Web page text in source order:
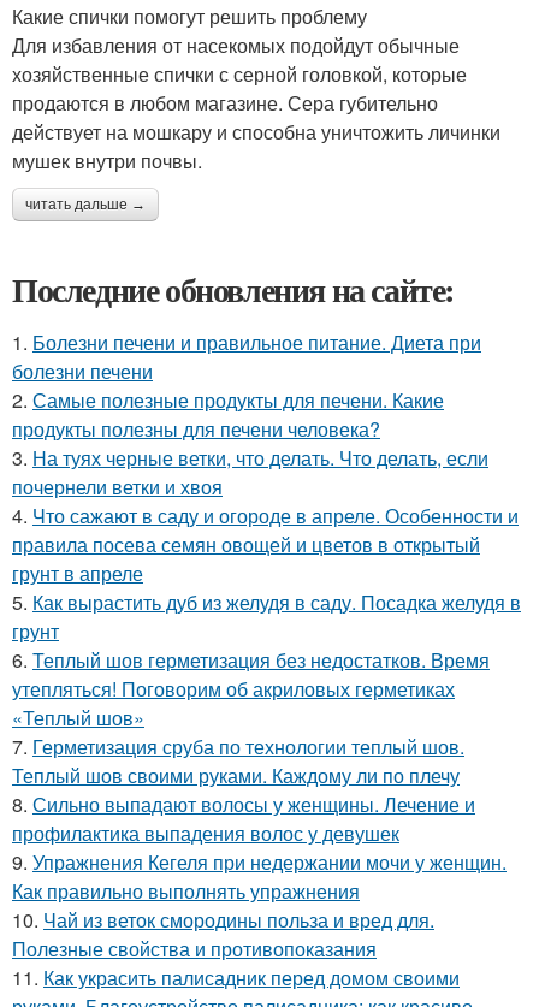
Какие спички помогут решить проблему
Для избавления от насекомых подойдут обычные
хозяйственные спички с серной головкой, которые
продаются в любом магазине. Сера губительно
действует на мошкару и способна уничтожить личинки
мушек внутри почвы.
читать дальше →
Последние обновления на сайте:
1. Болезни печени и правильное питание. Диета при
болезни печени
2. Самые полезные продукты для печени. Какие
продукты полезны для печени человека?
3. На туях черные ветки, что делать. Что делать, если
почернели ветки и хвоя
4. Что сажают в саду и огороде в апреле. Особенности и
правила посева семян овощей и цветов в открытый
грунт в апреле
5. Как вырастить дуб из желудя в саду. Посадка желудя в
грунт
6. Теплый шов герметизация без недостатков. Время
утепляться! Поговорим об акриловых герметиках
«Теплый шов»
7. Герметизация сруба по технологии теплый шов.
Теплый шов своими руками. Каждому ли по плечу
8. Сильно выпадают волосы у женщины. Лечение и
профилактика выпадения волос у девушек
9. Упражнения Кегеля при недержании мочи у женщин.
Как правильно выполнять упражнения
10. Чай из веток смородины польза и вред для.
Полезные свойства и противопоказания
11. Как украсить палисадник перед домом своими